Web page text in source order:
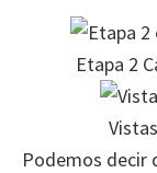
Etapa 2
Podemos decir